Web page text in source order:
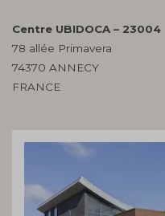
Centre UBIDOCA – 23004
78 allée Primavera
74370 ANNECY
FRANCE